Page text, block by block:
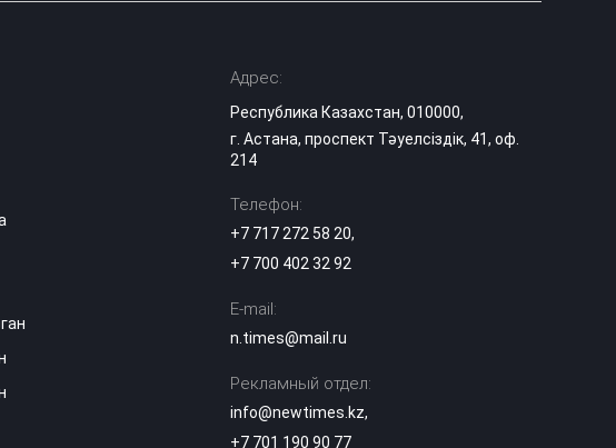
Адрес:
Республика Казахстан, 010000,
г. Астана, проспект Тәуелсіздік, 41, оф.
214
Телефон:
+7 717 272 58 20,
+7 700 402 32 92
E-mail:
n.times@mail.ru
Рекламный отдел:
info@newtimes.kz,
+7 701 190 90 77